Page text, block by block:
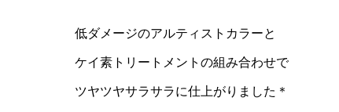
低ダメージのアルティストカラーと
ケイ素トリートメントの組み合わせで
ツヤツヤサラサラに仕上がりました＊